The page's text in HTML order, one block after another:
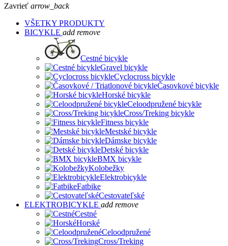
Zavrieť arrow_back
VŠETKY PRODUKTY
BICYKLE add remove
Cestné bicykle
Gravel bicykle
Cyclocross bicykle
Časovkové bicykle
Horské bicykle
Celoodpružené bicykle
Cross/Treking bicykle
Fitness bicykle
Mestské bicykle
Dámske bicykle
Detské bicykle
BMX bicykle
Kolobežky
Elektrobicykle
Fatbike
Cestovateľské
ELEKTROBICYKLE add remove
Cestné
Horské
Celoodpružené
Cross/Treking